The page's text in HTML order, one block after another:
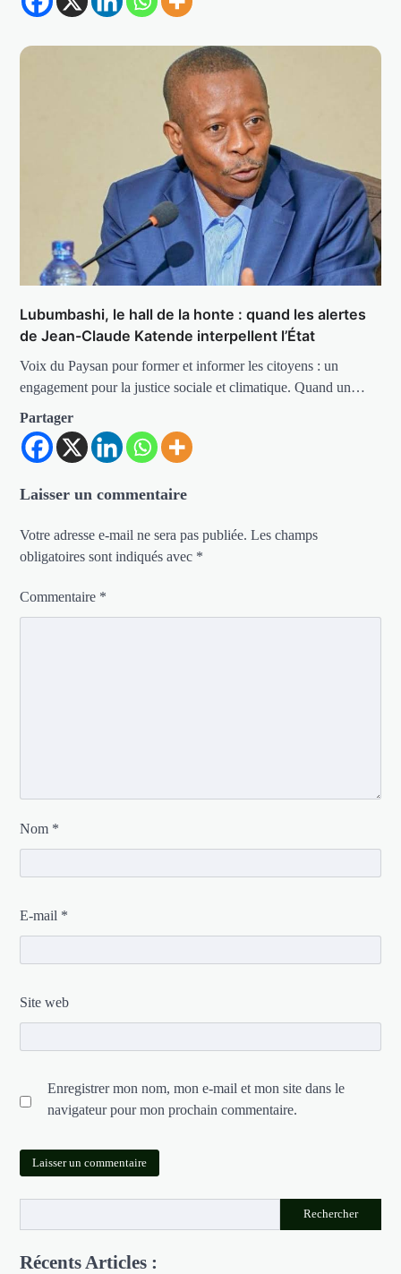
Lubumbashi, le hall de la honte : quand les alertes
de Jean-Claude Katende interpellent l’État
Voix du Paysan pour former et informer les citoyens : un
engagement pour la justice sociale et climatique. Quand un…
Partager
Laisser un commentaire
Votre adresse e-mail ne sera pas publiée. Les champs
obligatoires sont indiqués avec *
Commentaire *
Nom *
E-mail *
Site web
Enregistrer mon nom, mon e-mail et mon site dans le
navigateur pour mon prochain commentaire.
Rechercher
Récents Articles :